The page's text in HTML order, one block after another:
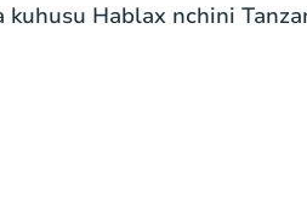
kuhusu Hablax nchini